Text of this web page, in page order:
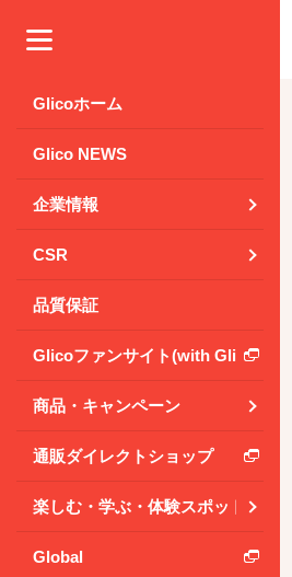
Glicoホーム
Glico NEWS
企業情報
CSR
品質保証
Glicoファンサイト(with Glico Park)
商品・キャンペーン
通販ダイレクトショップ
楽しむ・学ぶ・体験スポット
Global